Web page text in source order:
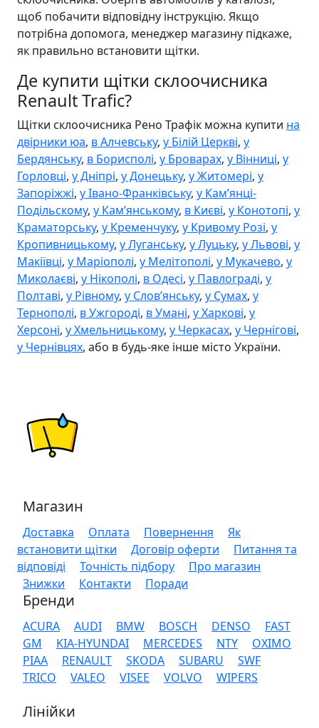
щоб побачити відповідну інструкцію. Якщо
потрібна допомога, менеджер магазину підкаже,
як правильно встановити щітки.
Де купити щітки склоочисника
Renault Trafic?
Щітки склоочисника Рено Трафік можна купити на
двірники юа, в Алчевську, у Білій Церкві, у
Бердянську, в Борисполі, у Броварах, у Вінниці, у
Горловці, у Дніпрі, у Донецьку, у Житомері, у
Запоріжжі, у Івано-Франківську, у Камʼянці-
Подільскому, у Камʼянському, в Києві, у Конотопі, у
Краматорську, у Кременчуку, у Кривому Розі, у
Кропивницькому, у Луганську, у Луцьку, у Львові, у
Макіївці, у Маріополі, у Мелітополі, у Мукачево, у
Миколаєві, у Нікополі, в Одесі, у Павлограді, у
Полтаві, у Рівному, у Словʼянську, у Сумах, у
Тернополі, в Ужгороді, в Умані, у Харкові, у
Херсоні, у Хмельницькому, у Черкасах, у Чернігові,
у Чернівцях, або в будь-яке інше місто України.
Магазин
Доставка Оплата Повернення
Як
встановити щітки
Договір оферти
Питання та
відповіді
Точність підбору
Про магазин
Знижки
Контакти Поради
Бренди
ACURA AUDI BMW BOSCH DENSO
FAST
GM
KIA-HYUNDAI MERCEDES NTY
OXIMO
PIAA
RENAULT SKODA SUBARU
SWF
TRICO
VALEO VISEE VOLVO WIPERS
Лінійки